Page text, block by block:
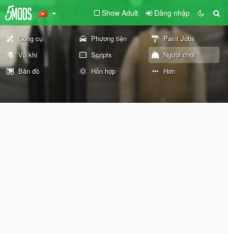
Show Adult Đăng nhập
Công cụ Phương tiện
Paint Jobs
Vũ khí
Scripts
Người chơi
Bản đồ
Hỗn hợp Hơn